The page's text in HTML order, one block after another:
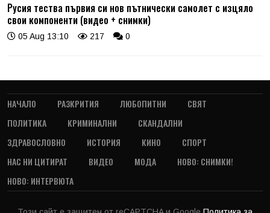
Русия тества първия си нов пътнически самолет с изцяло
свои компоненти (видео + снимки)
05 Aug 13:10 217 0
НАЧАЛО РАЗКРИТИЯ ЛЮБОПИТНИ
СВЯТ
ПОЛИТИКА
КРИМИНАЛНИ
СКАНДАЛНИ
ЗДРАВОСЛОВНО
ИСТОРИЯ КИНО
СПОРТ
НАС НИ ЦИТИРАТ
ВИДЕО МОДА
НОВО: СНИМКИ!
НОВО: ИНТЕРВЮТА